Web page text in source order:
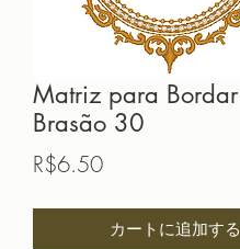
Matriz para Bordar
Brasão 30
R$6.50価
カートに追加する